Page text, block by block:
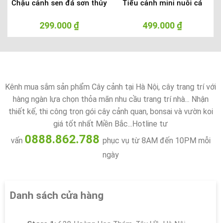
Chậu cảnh sen đá sơn thủy
299.000 ₫
Tiểu cảnh mini nuôi cá
499.000 ₫
Kênh mua sắm sản phẩm Cây cảnh tại Hà Nội, cây trang trí với
hàng ngàn lựa chọn thỏa mãn nhu cầu trang trí nhà... Nhận
thiết kế, thi công trọn gói cây cảnh quan, bonsai và vườn koi
giá tốt nhất Miền Bắc...Hotline tư
vấn 0888.862.788 phục vụ từ 8AM đến 10PM mỗi
ngày
Danh sách cửa hàng